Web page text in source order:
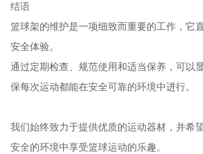
结语
篮球架的维护是一项细致而重要的工作，它
安全体验。
通过定期检查、规范使用和适当保养，可以
保每次运动都能在安全可靠的环境中进行。
我们始终致力于提供优质的运动器材，并希
安全的环境中享受篮球运动的乐趣。